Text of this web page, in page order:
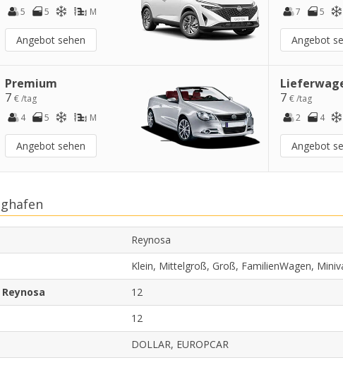
5
5 M
Angebot sehen
7
5
Angebot
Premium
7€ /tag
4
5 M
Angebot sehen
7 € /tag
2
4
Angebot
Reynosa
Klein, Mittelgroß, Groß, FamilienWagen,
12
12
DOLLAR, EUROPCAR